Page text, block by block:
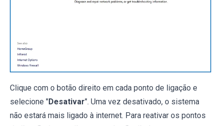
Clique com o botão direito em cada ponto de ligação e
selecione "Desativar". Uma vez desativado, o sistema
não estará mais ligado à internet. Para reativar os pontos